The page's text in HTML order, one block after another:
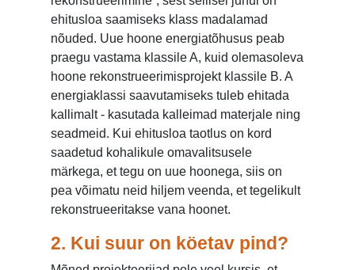
ehitusloa saamiseks klass madalamad
nõuded. Uue hoone energiatõhusus peab
praegu vastama klassile A, kuid olemasoleva
hoone rekonstrueerimisprojekt klassile B. A
energiaklassi saavutamiseks tuleb ehitada
kallimalt - kasutada kalleimad materjale ning
seadmeid. Kui ehitusloa taotlus on kord
saadetud kohalikule omavalitsusele
märkega, et tegu on uue hoonega, siis on
pea võimatu neid hiljem veenda, et tegelikult
rekonstrueeritakse vana hoonet.
2. Kui suur on köetav pind?